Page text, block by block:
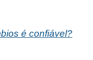
é confiável?